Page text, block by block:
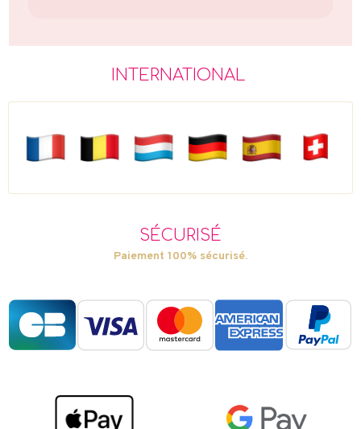
INTERNATIONAL
SÉCURISÉ
Paiement 100% sécurisé.